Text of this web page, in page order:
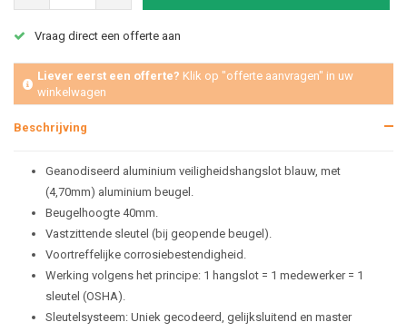
Vraag direct een offerte aan
Liever eerst een offerte? Klik op "offerte aanvragen" in uw
winkelwagen
Beschrijving
Geanodiseerd aluminium veiligheidshangslot blauw, met
(4,70mm) aluminium beugel.
Beugelhoogte 40mm.
Vastzittende sleutel (bij geopende beugel).
Voortreffelijke corrosiebestendigheid.
Werking volgens het principe: 1 hangslot = 1 medewerker = 1
sleutel (OSHA).
Sleutelsysteem: Uniek gecodeerd, gelijksluitend en master